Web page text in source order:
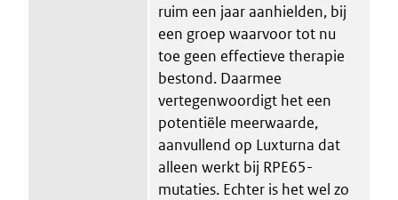
ruim een jaar aanhielden, bij
een groep waarvoor tot nu
toe geen effectieve therapie
bestond. Daarmee
vertegenwoordigt het een
potentiële meerwaarde,
aanvullend op Luxturna dat
alleen werkt bij RPE65-
mutaties. Echter is het wel zo